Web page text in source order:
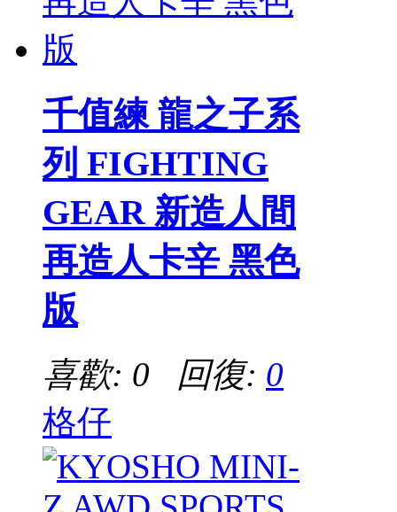
千值練 龍之子系
列 FIGHTING
GEAR 新造人間
再造人卡辛 黑色
版
喜歡: 0 回復: 0
格仔